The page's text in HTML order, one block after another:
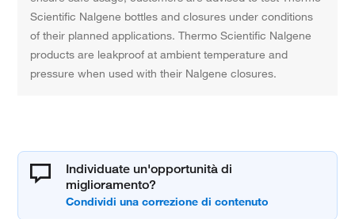
Scientific Nalgene bottles and closures under conditions
of their planned applications. Thermo Scientific Nalgene
products are leakproof at ambient temperature and
pressure when used with their Nalgene closures.
Individuate un'opportunità di
miglioramento?